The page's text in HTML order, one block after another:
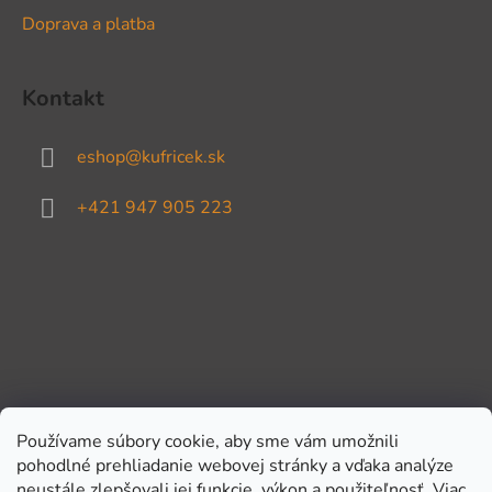
Používame súbory cookie, aby sme vám umožnili
pohodlné prehliadanie webovej stránky a vďaka analýze
Doprava a platba
Kontakt
eshop@kufricek.sk
+421 947 905 223